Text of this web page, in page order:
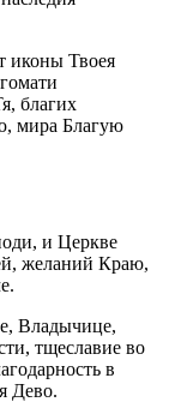
иконы Твоея
благих
мира Благую
и Церкве
желаний Краю,
Владычице,
тщеславие во
в
Дево.